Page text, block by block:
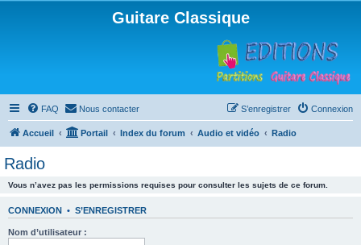
Guitare Classique
FAQ Nous contacter Connexion
S’enregistrer
Accueil Portail Index du forum Audio et vidéo Radio
Radio
Vous n’avez pas les permissions requises pour consulter les sujets de ce forum.
CONNEXION • S’ENREGISTRER
Nom d’utilisateur :